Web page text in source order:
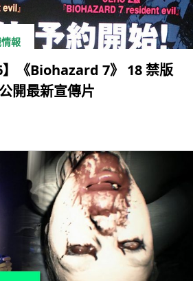
報
】《Biohazard 7》 18 禁版
開最新宣傳片